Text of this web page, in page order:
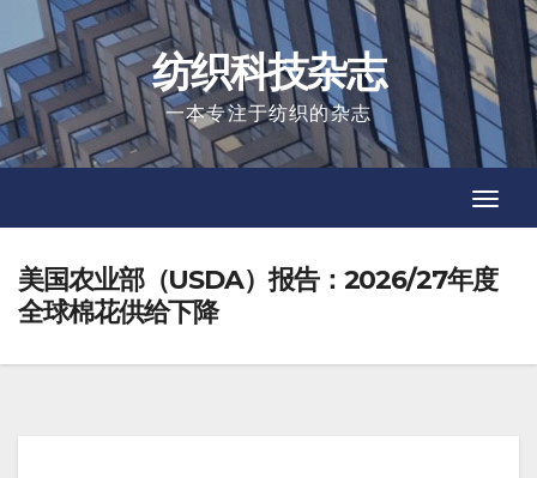
to
content
纺织科技杂志
一本专注于纺织的杂志
美国农业部（USDA）报告：2026/27年度
全球棉花供给下降